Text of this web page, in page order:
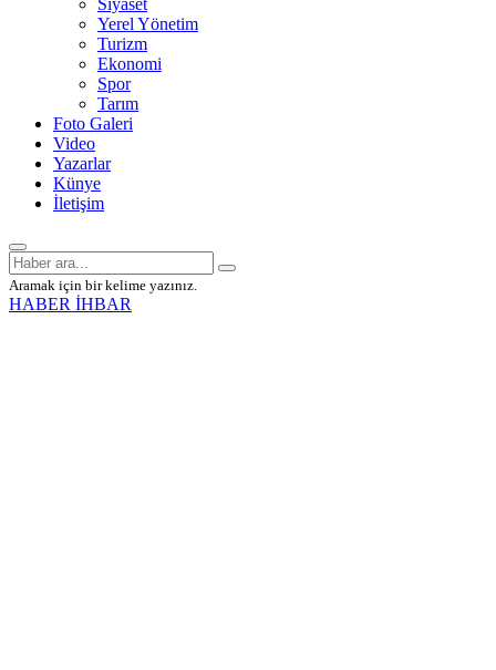
Siyaset
Yerel Yönetim
Turizm
Ekonomi
Spor
Tarım
Foto Galeri
Video
Yazarlar
Künye
İletişim
Aramak için bir kelime yazınız.
HABER İHBAR